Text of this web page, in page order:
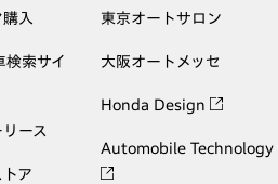
入
索サイ
ース
ア
東京オートサロン
大阪オートメッセ
Honda Design
Automobile Technology